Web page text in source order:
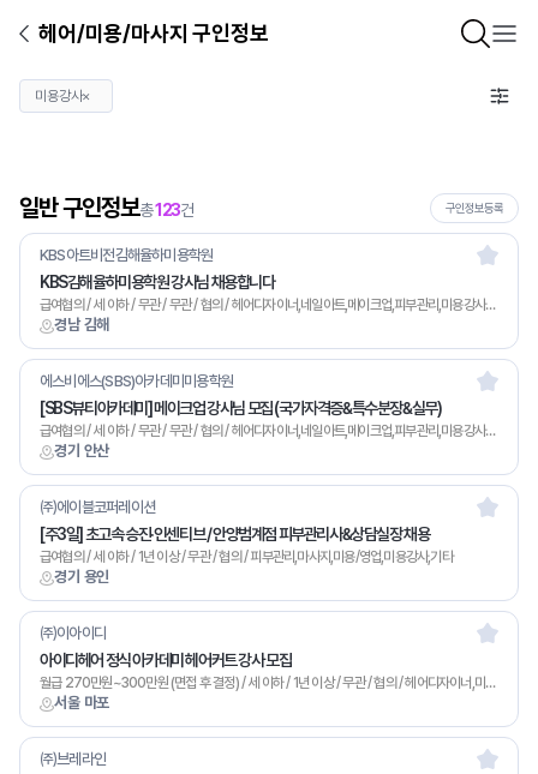
헤어/미용/마사지 구인정보
미용강사×
일반 구인정보총123건 구인정보등록
경남 김해
KBS아트비전김해율하미용학원
KBS김해율하미용학원 강사님 채용합니다
급여협의 / 세 이하 / 무관 / 무관 / 협의 / 헤어디자이너,네일아트,메이크업,피부관리,미용강사,기타
경기 안산
에스비에스(SBS)아카데미미용학원
[SBS뷰티아카데미] 메이크업 강사님 모집 (국가자격증&특수분장&실무)
급여협의 / 세 이하 / 무관 / 무관 / 협의 / 헤어디자이너,네일아트,메이크업,피부관리,미용강사,기타
경기 용인
㈜에이블코퍼레이션
[주3일] 초고속 승진·인센티브 / 안양범계점 피부관리사&상담실장 채용
급여협의 / 세 이하 / 1년 이상 / 무관 / 협의 / 피부관리,마사지,미용/영업,미용강사,기타
서울 마포
㈜이아이디
아이디헤어 정식 아카데미 헤어커트 강사 모집
월급 270만원~300만원 (면접 후 결정) / 세 이하 / 1년 이상 / 무관 / 협의 / 헤어디자이너,미용강사,기타
㈜브레라인